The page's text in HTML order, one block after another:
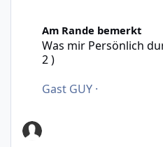
Am Rande bemerkt
Was mir Persönlich
2 )
Gast GUY ·